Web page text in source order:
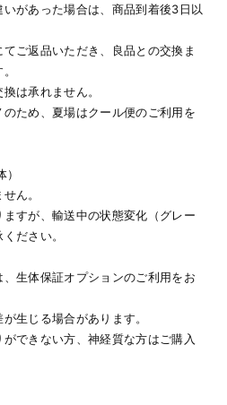
いがあった場合は、商品到着後3日以
ご返品いただき、良品との交換ま
は承れません。
のため、夏場はクール便のご利用を
ん。
ますが、輸送中の状態変化（グレー
ださい。
生体保証オプションのご利用をお
生じる場合があります。
できない方、神経質な方はご購入